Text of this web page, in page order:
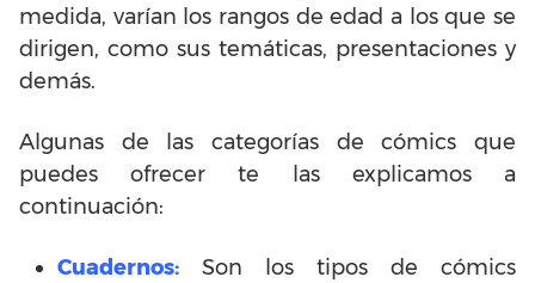
medida, varían los rangos de edad a los que se
dirigen, como sus temáticas, presentaciones y
demás.
Algunas de las categorías de cómics que
puedes ofrecer te las explicamos a
continuación:
Cuadernos: Son los tipos de cómics